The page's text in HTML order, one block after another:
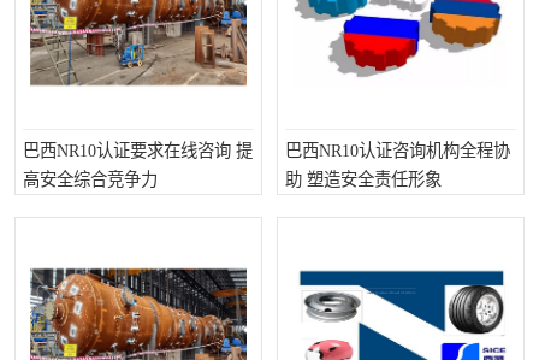
巴西NR10认证要求在线咨询 提
高安全综合竞争力
巴西NR10认证咨询机构全程协
助 塑造安全责任形象